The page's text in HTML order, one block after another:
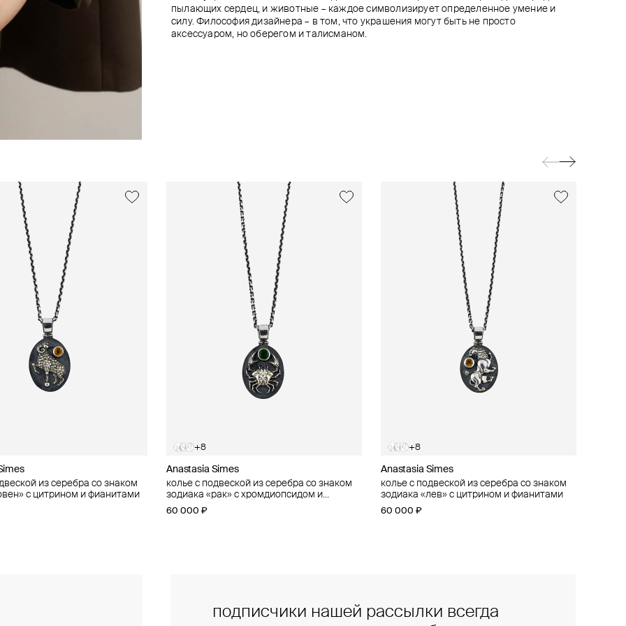
пылающих сердец, и животные – каждое символизирует определенное умение и
силу. Философия дизайнера – в том, что украшения могут быть не просто
аксессуаром, но оберегом и талисманом.
из серебра со знаком
с цитрином и фианитами
+8
Anastasia Simes
колье с подвеской из серебра со знаком
зодиака «рак» с хромдиопсидом и
фианитами
60 000 ₽
+8
Anastasia Simes
колье с подвеской из серебра со знаком
зодиака «лев» с цитрином и фианитами
60 000 ₽
из серебра со знаком
с фианитами
+8
Anastasia Simes
колье с подвеской из серебра со знаком
зодиака «телец» с цитрином и фианитами
60 000 ₽
подписчики нашей рассылки всегда